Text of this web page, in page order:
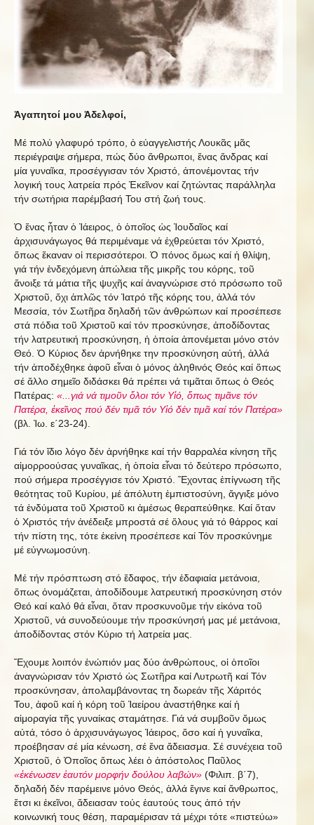
Ἀγαπητοί μου Ἀδελφοί,
Μέ πολύ γλαφυρό τρόπο, ὁ εὐαγγελιστής Λουκᾶς μᾶς
περιέγραψε σήμερα, πώς δύο ἄνθρωποι, ἕνας ἄνδρας καί
μία γυναῖκα, προσέγγισαν τόν Χριστό, ἀπονέμοντας τήν
λογική τους λατρεία πρός Ἐκεῖνον καί ζητώντας παράλληλα
τήν σωτήρια παρέμβασή Του στή ζωή τους.
Ὁ ἕνας ἦταν ὁ Ἰάειρος, ὁ ὁποῖος ὡς Ἰουδαῖος καί
ἀρχισυνάγωγος θά περιμέναμε νά ἐχθρεύεται τόν Χριστό,
ὅπως ἔκαναν οἱ περισσότεροι. Ὁ πόνος ὅμως καί ἡ θλίψη,
γιά τήν ἐνδεχόμενη ἀπώλεια τῆς μικρῆς του κόρης, τοῦ
ἄνοιξε τά μάτια τῆς ψυχῆς καί ἀναγνώρισε στό πρόσωπο τοῦ
Χριστοῦ, ὄχι ἁπλῶς τόν Ἰατρό τῆς κόρης του, ἀλλά τόν
Μεσσία, τόν Σωτῆρα δηλαδή τῶν ἀνθρώπων καί προσέπεσε
στά πόδια τοῦ Χριστοῦ καί τόν προσκύνησε, ἀποδίδοντας
τήν λατρευτική προσκύνηση, ἡ ὁποία ἀπονέμεται μόνο στόν
Θεό. Ὁ Κύριος δεν ἀρνήθηκε την προσκύνηση αὐτή, ἀλλά
τήν ἀποδέχθηκε ἀφοῦ εἶναι ὁ μόνος ἀληθινός Θεός καί ὅπως
σέ ἄλλο σημεῖο διδάσκει θά πρέπει νά τιμᾶται ὅπως ὁ Θεός
Πατέρας: «...γιά νά τιμοῦν ὅλοι τόν Υἱό, ὅπως τιμᾶνε τόν
Πατέρα, ἐκεῖνος πού δέν τιμᾶ τόν Υἱό δέν τιμᾶ καί τόν Πατέρα»
(βλ. Ἰω. ε΄23-24).
Γιά τόν ἴδιο λόγο δέν ἀρνήθηκε καί τήν θαρραλέα κίνηση τῆς
αἱμορροούσας γυναῖκας, ἡ ὁποία εἶναι τό δεύτερο πρόσωπο,
πού σήμερα προσέγγισε τόν Χριστό. Ἔχοντας ἐπίγνωση τῆς
θεότητας τοῦ Κυρίου, μέ ἀπόλυτη ἐμπιστοσύνη, ἄγγιξε μόνο
τά ἐνδύματα τοῦ Χριστοῦ κι ἀμέσως θεραπεύθηκε. Καί ὅταν
ὁ Χριστός τήν ἀνέδειξε μπροστά σέ ὅλους γιά τό θάρρος καί
τήν πίστη της, τότε ἐκείνη προσέπεσε καί Τόν προσκύνημε
μέ εὐγνωμοσύνη.
Μέ τήν πρόσπτωση στό ἔδαφος, τήν ἐδαφιαία μετάνοια,
ὅπως ὀνομάζεται, ἀποδίδουμε λατρευτική προσκύνηση στόν
Θεό καί καλό θά εἶναι, ὅταν προσκυνοῦμε τήν εἰκόνα τοῦ
Χριστοῦ, νά συνοδεύουμε τήν προσκύνησή μας μέ μετάνοια,
ἀποδίδοντας στόν Κύριο τή λατρεία μας.
Ἔχουμε λοιπόν ἐνώπιόν μας δύο ἀνθρώπους, οἱ ὁποῖοι
ἀναγνώρισαν τόν Χριστό ὡς Σωτῆρα καί Λυτρωτῆ καί Τόν
προσκύνησαν, ἀπολαμβάνοντας τη δωρεάν τῆς Χάριτός
Του, ἀφοῦ καί ἡ κόρη τοῦ Ἰαείρου ἀναστήθηκε καί ἡ
αἱμοραγία τῆς γυναίκας σταμάτησε. Γιά νά συμβοῦν ὅμως
αὐτά, τόσο ὁ ἀρχισυνάγωγος Ἰάειρος, ὅσο καί ἡ γυναῖκα,
προέβησαν σέ μία κένωση, σέ ἔνα ἄδειασμα. Σέ συνέχεια τοῦ
Χριστοῦ, ὁ Ὁποῖος ὅπως λέει ὁ ἀπόστολος Παῦλος
«ἐκένωσεν ἑαυτόν μορφήν δούλου λαβών» (Φιλιπ. β΄7),
δηλαδή δέν παρέμεινε μόνο Θεός, ἀλλά ἔγινε καί ἄνθρωπος,
ἔτσι κι ἐκεῖνοι, ἄδειασαν τούς ἑαυτούς τους ἀπό τήν
κοινωνική τους θέση, παραμέρισαν τά μέχρι τότε «πιστεύω»